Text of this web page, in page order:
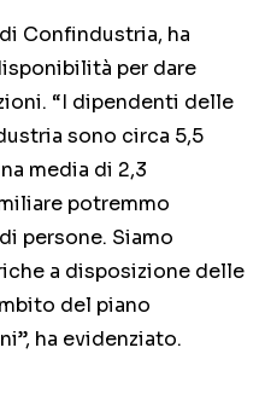
Confindustria, ha
per dare
“I dipendenti delle
sono circa 5,5
media di 2,3
potremmo
persone. Siamo
a disposizione delle
del piano
ha evidenziato.